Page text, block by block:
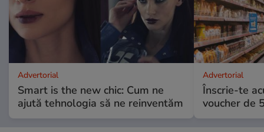
Advertorial
Smart is the new chic: Cum ne
ajută tehnologia să ne reinventăm
Advertorial
Înscrie-te
voucher de